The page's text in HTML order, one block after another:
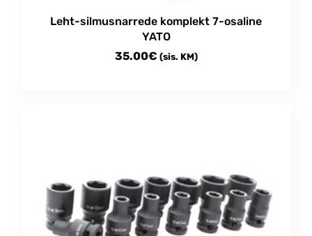
Leht-silmusnarrede komplekt 7-osaline
YATO
35.00€ (sis. KM)